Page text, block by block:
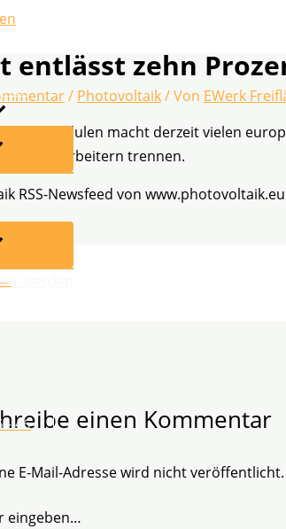
werden
- 46
entlässt zehn
/ Photovoltaik/ Von EWerk
Solarmodulen macht derzeit vielen
85 Mitarbeitern trennen.
RSS-Newsfeed von www.photovoltaik.eu
→
einen Kommentar
E-Mail-Adresse wird nicht veröffentlicht.
eingeben…